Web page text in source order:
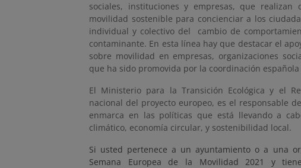
sociales, instituciones y empresas, que
movilidad sostenible para concienciar a los
individual y colectivo del cambio de
contaminante. En esta línea hay que destacar el
sobre movilidad en empresas, organizaciones
que ha sido promovida por la coordinación
El Ministerio para la Transición Ecológica y el
nacional del proyecto europeo, es el responsable
enmarca en las políticas que está llevando a
climático, economía circular, y sostenibilidad local.
Si usted pertenece a un ayuntamiento o a una
Semana Europea de la Movilidad 2021 y